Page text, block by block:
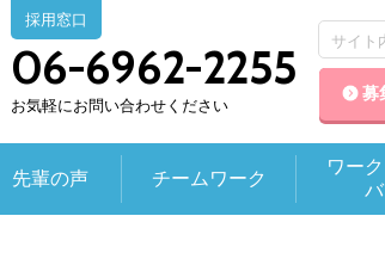
採用窓口
06-6962-2255
お気軽にお問い合わせください
募
先輩の声 チームワーク
ワー